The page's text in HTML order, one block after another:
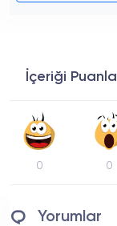
İçeriği Puanla
0 0
Yorumlar